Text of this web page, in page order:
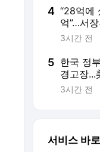
4 “28억에
억”…서
양재역
3시간 전
5 한국 정
경고장...
데 우리
3시간 전
서비스 바로